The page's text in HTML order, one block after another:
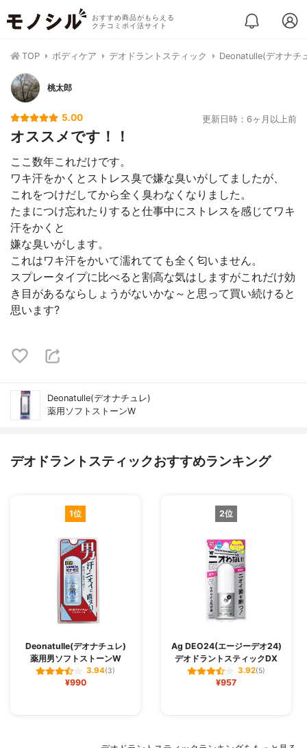
おすすめ商品がもらえる
クチコミポイ活サイト
TOP ボディケア デオドラントスティック Deonatulle(デオナチ
桃太郎
5.00 更新日時：6ヶ月以上前
オススメです！！
ここ数年これだけです。
ワキ汗をかくとストレス臭で嫌な臭いがしてましたが、
これをつけだしてから全く臭わなくなりました。
たまにつけ忘れたりすると仕事中にストレスを感じてワキ
汗をかくと
嫌な臭いがします。
これはワキ汗をかいて濡れてても全く匂いません。
スプレータイプに比べると割高な気はしますがこれだけ効
き目があるならしょうがないかな～と思って買い続けると
思います?
Deonatulle(デオナチュレ)
薬用ソフトストーンW
デオドラントスティックおすすめランキング
1位
Deonatulle(デオナチュレ)
薬用男ソフトストーンW
3.94(3)
¥990
2位
Ag DEO24(エージーデオ24)
デオドラントスティックDX
3.92(5)
¥957